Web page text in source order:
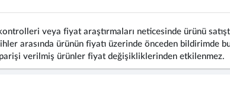
veya fiyat araştırmaları neticesinde ürünü
arasında ürünün fiyatı üzerinde önceden bildirimde
verilmiş ürünler fiyat değişikliklerinden etkilenmez.